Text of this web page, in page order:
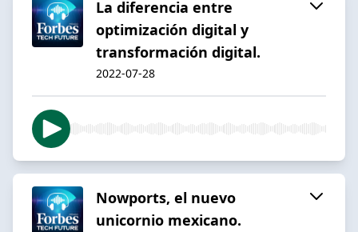
La diferencia entre
optimización digital y
transformación digital.
2022-07-28
Nowports, el nuevo
unicornio mexicano.